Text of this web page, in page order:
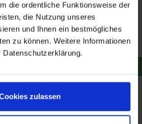
die ordentliche Funktionsweise der
die Nutzung unseres
und Ihnen ein bestmögliches
zu können. Weitere Informationen
Datenschutzerklärung.
zulassen
im
Harley-Davidson
ÜBERWACHUNGSSYSTEM
42300124
259,02 €
251,25 €
Merken